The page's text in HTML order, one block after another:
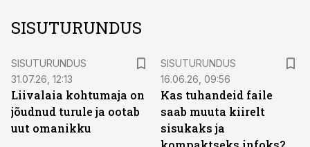
SISUTURUNDUS
SISUTURUNDUS
31.07.26, 12:13
Liivalaia kohtumaja on
jõudnud turule ja ootab
uut omanikku
SISUTURUNDUS
16.06.26, 09:56
Kas tuhandeid faile
saab muuta kiirelt
sisukaks ja